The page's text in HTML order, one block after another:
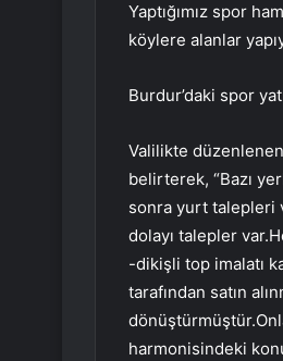
Yaptığımız spor
köylere alanlar
Burdur’daki spor
Valilikte
belirterek, “Bazı
sonra yurt talepleri
dolayı talepler
-dikişli top imalatı
tarafından satın
harmonisindeki